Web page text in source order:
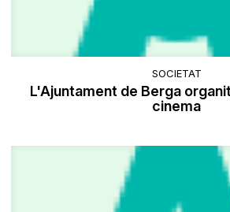
SOCIETAT
L'Ajuntament de Berga
cinema